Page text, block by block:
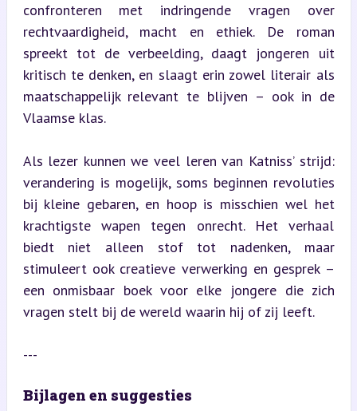
confronteren met indringende vragen over
rechtvaardigheid, macht en ethiek. De roman
spreekt tot de verbeelding, daagt jongeren uit
kritisch te denken, en slaagt erin zowel literair als
maatschappelijk relevant te blijven – ook in de
Vlaamse klas.
Als lezer kunnen we veel leren van Katniss’ strijd:
verandering is mogelijk, soms beginnen revoluties
bij kleine gebaren, en hoop is misschien wel het
krachtigste wapen tegen onrecht. Het verhaal
biedt niet alleen stof tot nadenken, maar
stimuleert ook creatieve verwerking en gesprek –
een onmisbaar boek voor elke jongere die zich
vragen stelt bij de wereld waarin hij of zij leeft.
---
Bijlagen en suggesties